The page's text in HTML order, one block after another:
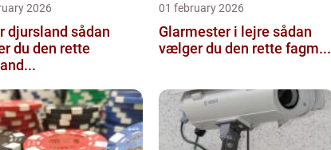
2026
sådan
du den rette
01 february 2026
Glarmester i lejre sådan
vælger du den rette fagm...